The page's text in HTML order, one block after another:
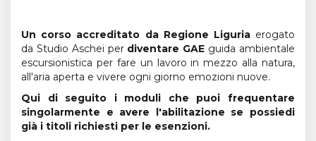
Un corso accreditato da Regione Liguriaerogato
da Studio Aschei per diventare GAE guida ambientale
escursionistica per fare un lavoro in mezzo alla natura,
all'aria aperta e vivere ogni giorno emozioni nuove.
Qui di seguito i moduli che puoi frequentare
singolarmente e avere l'abilitazione se possiedi
già i titoli richiesti per le esenzioni.